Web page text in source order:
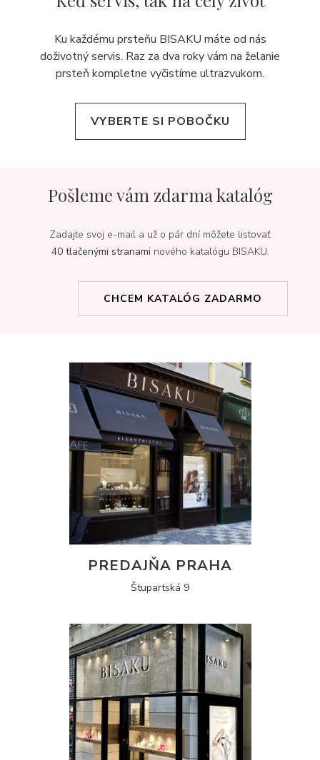
Ku každému prsteňu BISAKU máte od nás
doživotný servis. Raz za dva roky vám na želanie
prsteň kompletne vyčistíme ultrazvukom.
VYBERTE SI POBOČKU
Pošleme vám zdarma katalóg
Zadajte svoj e-mail a už o pár dní môžete listovať
40 tlačenými stranami nového katalógu BISAKU.
CHCEM KATALÓG ZADARMO
PREDAJŇA PRAHA
Štupartská 9